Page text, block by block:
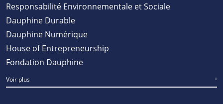
Responsabilité Environnementale et Sociale
Dauphine Durable
Dauphine Numérique
House of Entrepreneurship
Fondation Dauphine
Voir plus